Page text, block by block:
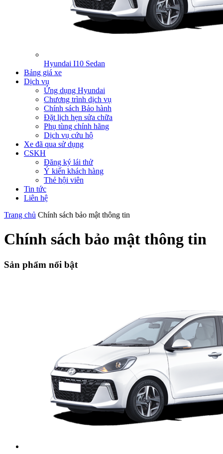
Hyundai I10 Sedan
Bảng giá xe
Dịch vụ
Ứng dụng Hyundai
Chương trình dịch vụ
Chính sách Bảo hành
Đặt lịch hẹn sửa chữa
Phụ tùng chính hãng
Dịch vụ cứu hộ
Xe đã qua sử dụng
CSKH
Đăng ký lái thử
Ý kiến khách hàng
Thẻ hội viên
Tin tức
Liên hệ
Trang chủ Chính sách bảo mật thông tin
Chính sách bảo mật thông tin
Sản phẩm nổi bật